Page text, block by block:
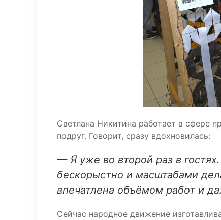
Светлана Никитина работает в сфере
подруг. Говорит, сразу вдохновилась:
— Я уже во второй раз в
бескорыстно и масштабами
впечатлена объёмом работ и
Сейчас народное движение